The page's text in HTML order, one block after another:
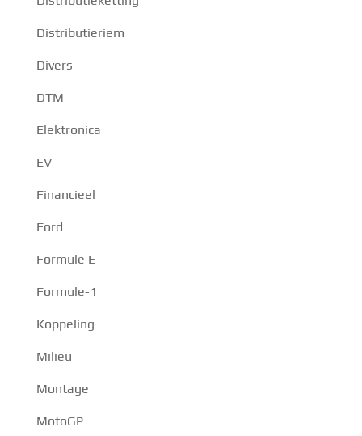
Distributieriem
Divers
DTM
Elektronica
EV
Financieel
Ford
Formule E
Formule-1
Koppeling
Milieu
Montage
MotoGP